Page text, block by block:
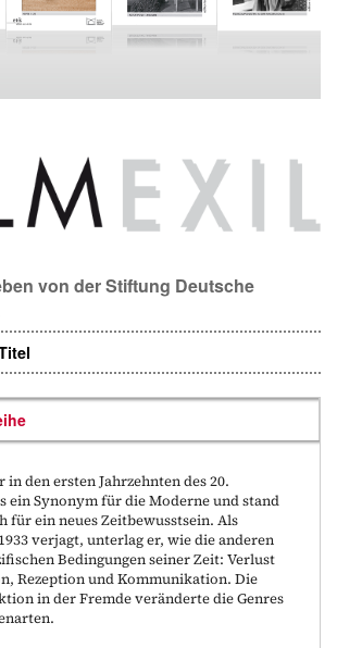
von der Stiftung Deutsche
in den ersten Jahrzehnten des 20.
ein Synonym für die Moderne und stand
für ein neues Zeitbewusstsein. Als
verjagt, unterlag er, wie die anderen
Bedingungen seiner Zeit: Verlust
Rezeption und Kommunikation. Die
in der Fremde veränderte die Genres